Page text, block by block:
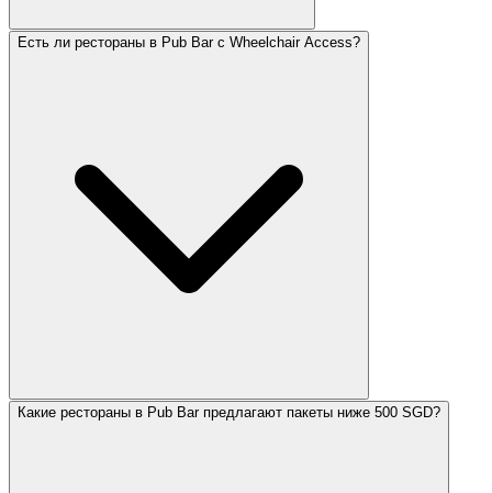
Есть ли рестораны в Pub Bar с Wheelchair Access?
Какие рестораны в Pub Bar предлагают пакеты ниже 500 SGD?